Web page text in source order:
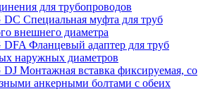
для трубопроводов
DC Специальная муфта для труб
внешнего диаметра
DFA Фланцевый адаптер для труб
наружных диаметров
DJ Монтажная вставка фиксируемая, со
анкерными болтами с обеих